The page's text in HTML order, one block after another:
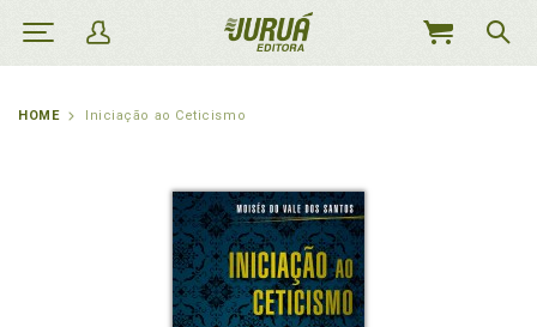
MEU
HOME Iniciação ao Ceticismo